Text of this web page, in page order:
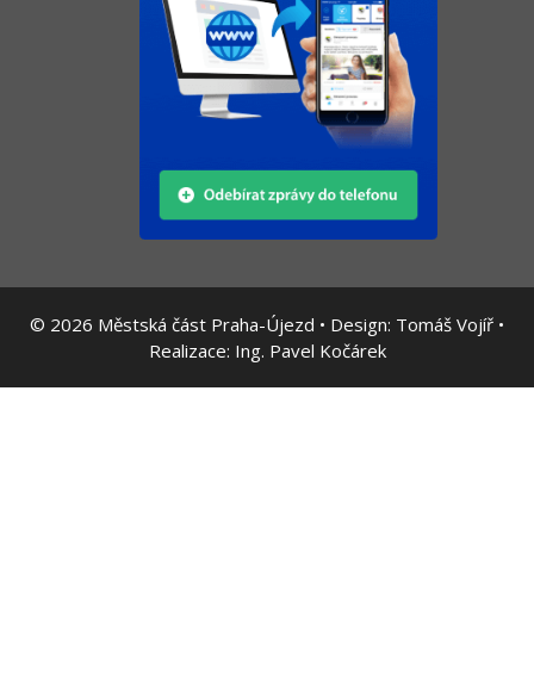
© 2026 Městská část Praha-Újezd • Design: Tomáš Vojíř •
Realizace: Ing. Pavel Kočárek